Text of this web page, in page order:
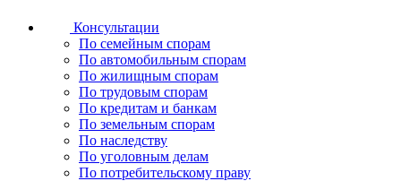
Консультации
По семейным спорам
По автомобильным спорам
По жилищным спорам
По трудовым спорам
По кредитам и банкам
По земельным спорам
По наследству
По уголовным делам
По потребительскому праву